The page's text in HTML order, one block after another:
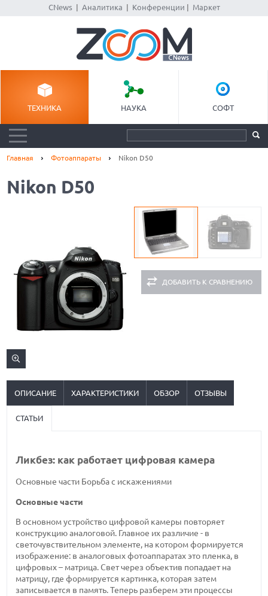
CNews| Аналитика Конференции Маркет
ТЕХНИКА НАУКА СОФТ
Главная Фотоаппараты Nikon D50
Nikon D50
ДОБАВИТЬ К СРАВНЕНИЮ
ОПИСАНИЕ ХАРАКТЕРИСТИКИ ОБЗОР ОТЗЫВЫ
СТАТЬИ
Ликбез: как работает цифровая камера
Основные части Борьба с искажениями
Основные части
В основном устройство цифровой камеры повторяет
конструкцию аналоговой. Главное их различие - в
светочувствительном элементе, на котором формируется
изображение: в аналоговых фотоаппаратах это пленка, в
цифровых – матрица. Свет через объектив попадает на
матрицу, где формируется картинка, которая затем
записывается в память. Теперь разберем эти процессы